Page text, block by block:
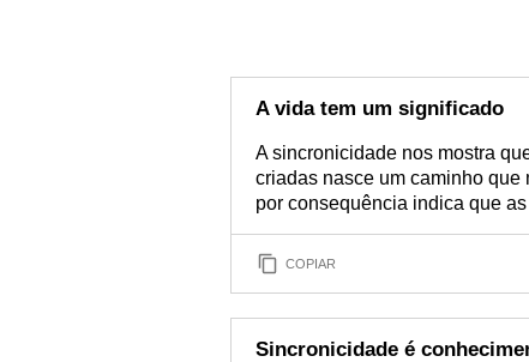
A vida tem um significado
A sincronicidade nos mostra
criadas nasce um caminho
por consequência indica que
COPIAR
Sincronicidade é